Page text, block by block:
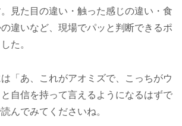
見た目の違い・触った感じの違い・食
違いなど、現場でパッと判断できるポ
た。
「あ、これがアオミズで、こっちがウ
自信を持って言えるようになるはずで
んでみてくださいね。